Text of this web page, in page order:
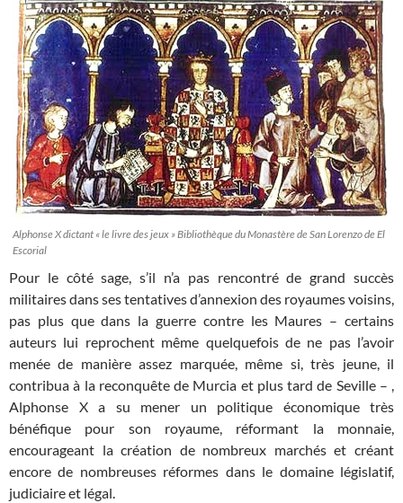
Alphonse X dictant « le livre des jeux » Bibliothèque du Monastère de San Lorenzo de El
Escorial
Pour le côté sage, s’il n’a pas rencontré de grand succès
militaires dans ses tentatives d’annexion des royaumes voisins,
pas plus que dans la guerre contre les Maures – certains
auteurs lui reprochent même quelquefois de ne pas l’avoir
menée de manière assez marquée, même si, très jeune, il
contribua à la reconquête de Murcia et plus tard de Seville – ,
Alphonse X a su mener un politique économique très
bénéfique pour son royaume, réformant la monnaie,
encourageant la création de nombreux marchés et créant
encore de nombreuses réformes dans le domaine législatif,
judiciaire et légal.